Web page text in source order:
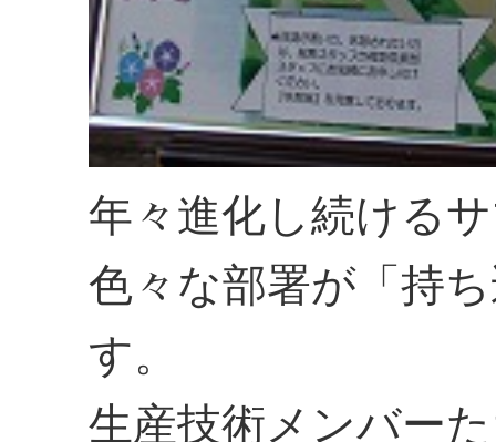
年々進化し続ける
色々な部署が「持
す。
生産技術メンバー